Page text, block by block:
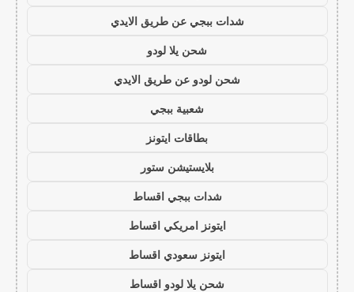
شدات ببجي عن طريق الايدي
شحن يلا لودو
شحن لودو عن طريق الايدي
شعبية ببجي
بطاقات ايتونز
بلايستيشن ستور
شدات ببجي اقساط
ايتونز امريكي اقساط
ايتونز سعودي اقساط
شحن يلا لودو اقساط